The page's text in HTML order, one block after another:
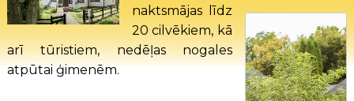
naktsmājas līdz
20 cilvēkiem, kā
arī tūristiem, nedēļas nogales
atpūtai ģimenēm.